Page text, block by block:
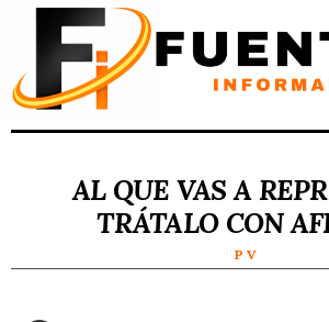
AL QUE VAS A
TRÁTALO CON
P V